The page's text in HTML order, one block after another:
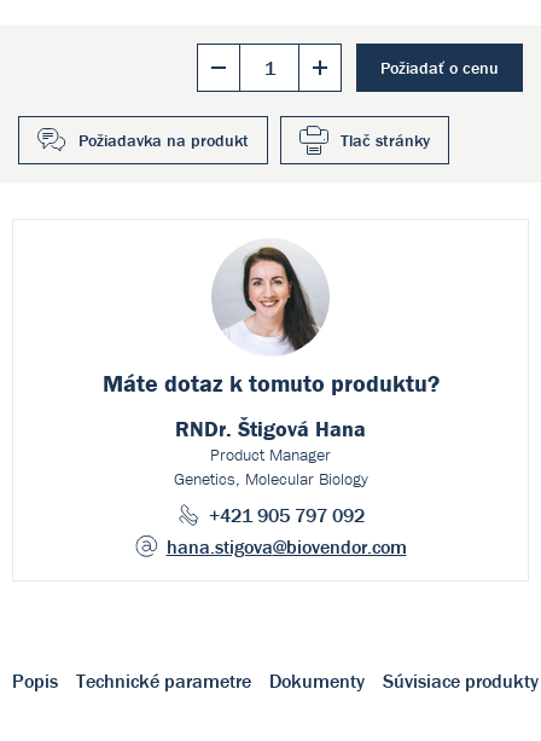
Požiadať o cenu
Požiadavka na produkt Tlač stránky
Máte dotaz k tomuto produktu?
RNDr. Štigová Hana
Product Manager
Genetics, Molecular Biology
+421 905 797 092
hana.stigova@biovendor.com
Popis Technické parametre Dokumenty Súvisiace produkty